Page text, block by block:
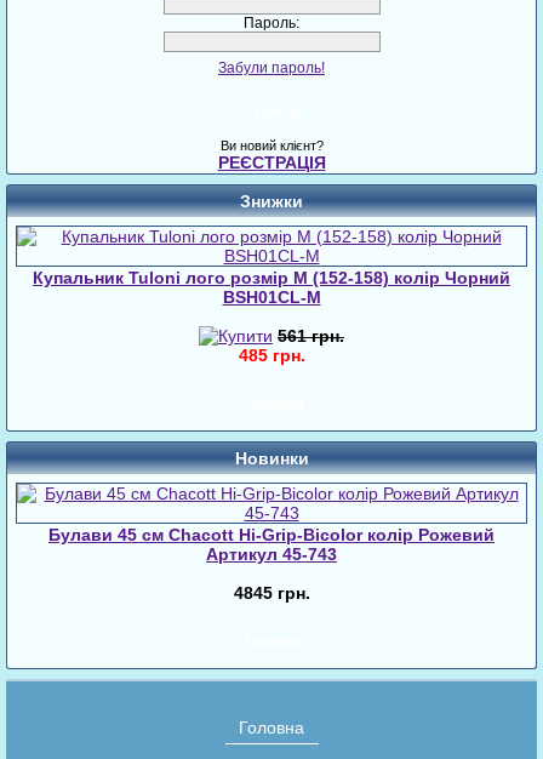
Пароль:
Забули пароль!
Ви новий клієнт?
РЕЄСТРАЦІЯ
Знижки
Купальник Tuloni лого розмір M (152-158) колір Чорний
BSH01CL-M
561 грн.
485 грн.
Новинки
Булави 45 cм Chacott Hi-Grip-Bicolor колір Рожевий
Артикул 45-743
4845 грн.
Головна